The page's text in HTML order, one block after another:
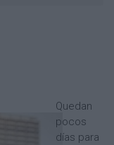
Quedan
pocos
días para